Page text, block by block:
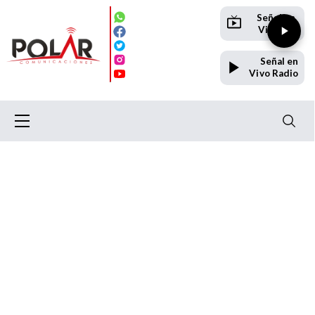
Señal en
Vivo TV
Señal en
Vivo Radio